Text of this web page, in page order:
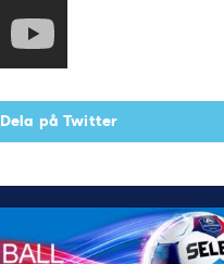
Dela på Twitter